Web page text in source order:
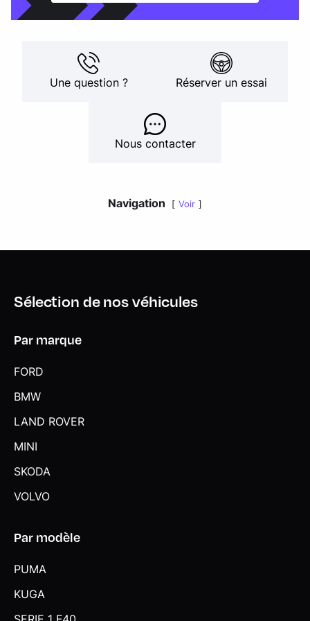
Une question ? Réserver un essai
Nous contacter
Navigation Voir
Sélection de nos véhicules
Par marque
FORD
BMW
LAND ROVER
MINI
SKODA
VOLVO
Par modèle
PUMA
KUGA